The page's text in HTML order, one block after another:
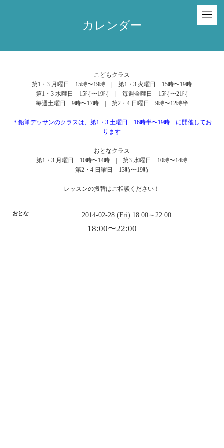
カレンダー
こどもクラス
第1・3 月曜日 15時〜19時 | 第1・3 火曜日 15時〜19時
第1・3 水曜日 15時〜19時 | 毎週金曜日 15時〜21時
毎週土曜日 9時〜17時 | 第2・4 日曜日 9時〜12時半
＊鉛筆デッサンのクラスは、第1・3 土曜日 16時半〜19時 に開催してお
ります
おとなクラス
第1・3 月曜日 10時〜14時 | 第3 水曜日 10時〜14時
第2・4 日曜日 13時〜19時
レッスンの振替はご相談ください！
おとな 2014-02-28 (Fri) 18:00～22:00
18:00〜22:00